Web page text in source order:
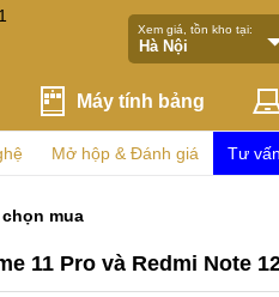
Xem giá, tồn kho tại:
Máy tính bảng
Mở hộp & Đánh giá Tư
mua
11 Pro và Redmi Note